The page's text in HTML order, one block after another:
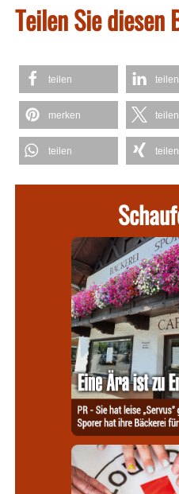
Teilen Sie diesen
teilen teilen
merken teilen
teilen teilen